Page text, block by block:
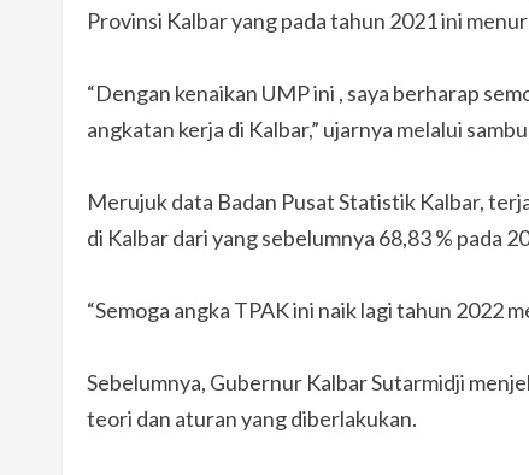
Provinsi Kalbar yang pada tahun 2021 ini
“Dengan kenaikan UMP ini , saya berharap
angkatan kerja di Kalbar,” ujarnya melalui
Merujuk data Badan Pusat Statistik Kalbar,
di Kalbar dari yang sebelumnya 68,83 % pada
“Semoga angka TPAK ini naik lagi tahun 2022
Sebelumnya, Gubernur Kalbar Sutarmidji
teori dan aturan yang diberlakukan.